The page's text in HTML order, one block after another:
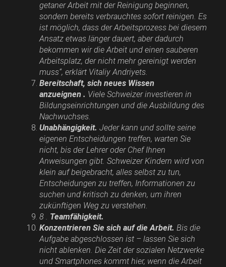
getaner Arbeit mit der Reinigung beginnen,
sondern bereits verbrauchtes sofort reinigen. Es
ist möglich, dass der Arbeitsprozess bei diesem
Ansatz etwas länger dauert, aber dadurch
bekommen wir die Arbeit und einen sauberen
Arbeitsplatz, der nicht mehr gereinigt werden
muss“, erklärt Vitaliy Andriyets.
Bereitschaft, sich neues Wissen
anzueignen . Viele Schweizer investieren in
Bildungseinrichtungen und die Ausbildung des
Nachwuchses.
Unabhängigkeit. Jeder kann und sollte seine
eigenen Entscheidungen treffen, warten Sie
nicht, bis der Lehrer oder Chef Ihnen
Anweisungen gibt. Schweizer Kindern wird von
klein auf beigebracht, alles selbst zu tun,
Entscheidungen zu treffen, Informationen zu
suchen und kritisch zu denken, um ihren
zukünftigen Weg zu verstehen.
8 . Teamfähigkeit.
Konzentrieren Sie sich auf die Arbeit. Bis die
Aufgabe abgeschlossen ist – lassen Sie sich
nicht ablenken. Die Zeit der sozialen Netzwerke
und Smartphones kommt hier, wenn die Arbeit